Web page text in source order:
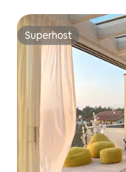
Superhost
Superhost